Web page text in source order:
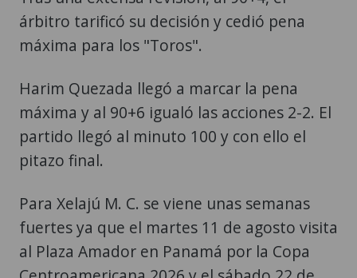
árbitro tarificó su decisión y cedió pena
máxima para los "Toros".
Harim Quezada llegó a marcar la pena
máxima y al 90+6 igualó las acciones 2-2. El
partido llegó al minuto 100 y con ello el
pitazo final.
Para Xelajú M. C. se viene unas semanas
fuertes ya que el martes 11 de agosto visita
al Plaza Amador en Panamá por la Copa